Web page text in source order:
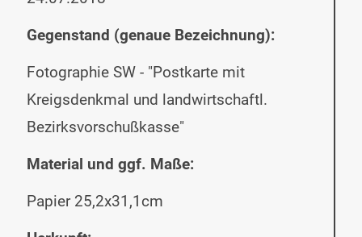
Gegenstand (genaue Bezeichnung):
Fotographie SW - "Postkarte mit
Kreigsdenkmal und landwirtschaftl.
Bezirksvorschußkasse"
Material und ggf. Maße:
Papier 25,2x31,1cm